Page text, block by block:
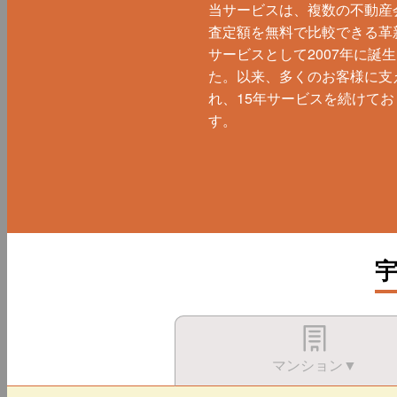
当サービスは、複数の不動産
査定額を無料で比較できる革
サービスとして2007年に誕
た。以来、多くのお客様に支
れ、15年サービスを続けて
す。
マンション▼